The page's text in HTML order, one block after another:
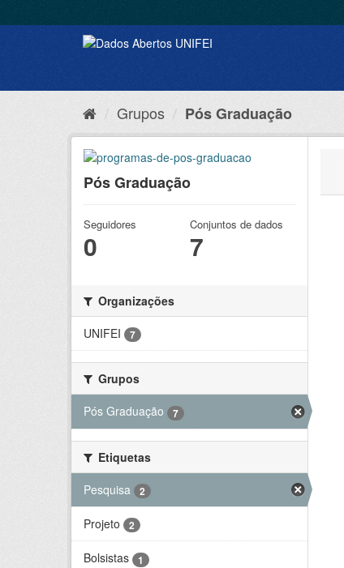
Grupos Pós Graduação
Pós Graduação
Seguidores
0
Conjuntos de dados
7
Organizações
UNIFEI
7
Grupos
Pós Graduação
7
Etiquetas
Pesquisa
2
Projeto 2
Bolsistas 1